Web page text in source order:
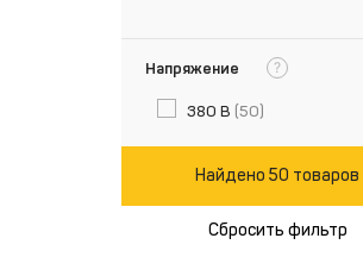
Напряжение ?
380 В (50)
Найдено 50 товаров
Сбросить фильтр